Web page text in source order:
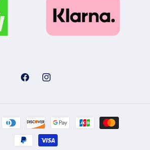
FacebookInstagram